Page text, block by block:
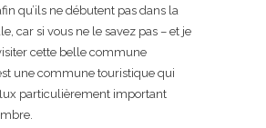
qu’ils ne débutent pas dans la
car si vous ne le savez pas – et je
cette belle commune
une commune touristique qui
particulièrement important